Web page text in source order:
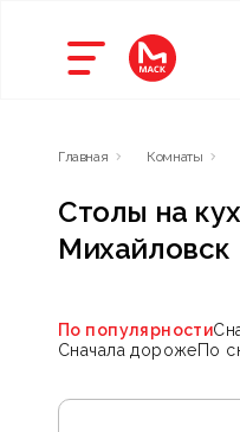
Главная Комнаты
Столы на
Михайловск
По популярности
Сначала дорожеПо